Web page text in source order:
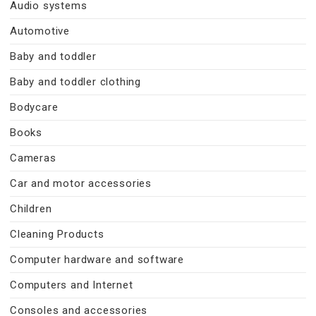
Audio systems
Automotive
Baby and toddler
Baby and toddler clothing
Bodycare
Books
Cameras
Car and motor accessories
Children
Cleaning Products
Computer hardware and software
Computers and Internet
Consoles and accessories